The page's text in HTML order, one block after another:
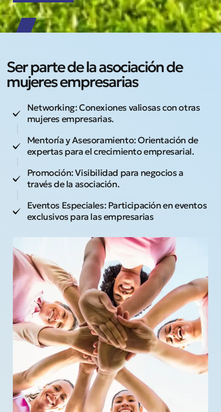
Ser parte de la asociación de
mujeres empresarias
Networking: Conexiones valiosas con otras
mujeres empresarias.
Mentoría y Asesoramiento: Orientación de
expertas para el crecimiento empresarial.
Promoción: Visibilidad para negocios a
través de la asociación.
Eventos Especiales: Participación en eventos
exclusivos para las empresarias